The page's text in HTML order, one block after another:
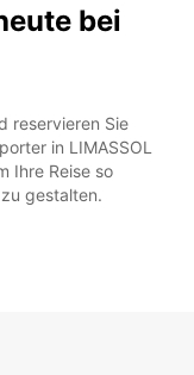
bei
reservieren Sie
in LIMASSOL
Ihre Reise so
gestalten.